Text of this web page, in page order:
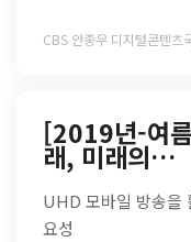
CBS 안종우 디지털콘텐츠
[2019년-여
래, 미래의…
UHD 모바일 방송을
요성